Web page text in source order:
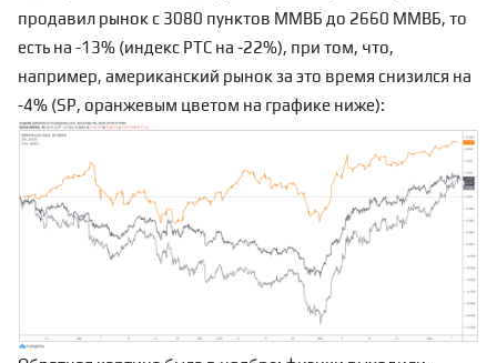
продавил рынок с 3080 пунктов ММВБ до 2660 ММВБ, то
есть на -13% (индекс РТС на -22%), при том, что,
например, американский рынок за это время снизился на
-4% (SP, оранжевым цветом на графике ниже):